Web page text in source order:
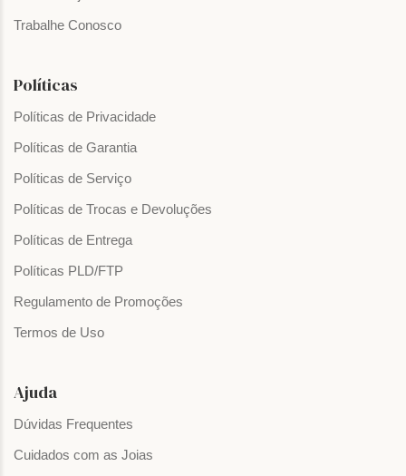
Trabalhe Conosco
Políticas
Políticas de Privacidade
Políticas de Garantia
Políticas de Serviço
Políticas de Trocas e Devoluções
Políticas de Entrega
Políticas PLD/FTP
Regulamento de Promoções
Termos de Uso
Ajuda
Dúvidas Frequentes
Cuidados com as Joias